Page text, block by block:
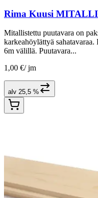
Rima Kuusi
Mitallistettu puutavara on
karkeahöylättyä
6m välillä. Puutavara...
1,00 €/ jm
alv 25,5 %